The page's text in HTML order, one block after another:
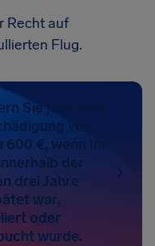
Recht auf
Flug.
Sie jetzt eine
von
600 €, wenn Ihr
der
drei Jahre
war,
oder
wurde.